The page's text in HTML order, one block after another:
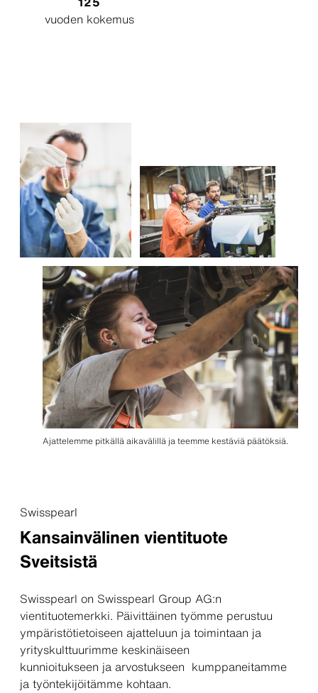
vuoden kokemus
Ajattelemme pitkällä aikavälillä ja teemme kestäviä päätöksiä.
Swisspearl
Kansainvälinen vientituote
Sveitsistä
Swisspearl on Swisspearl Group AG:n
vientituotemerkki. Päivittäinen työmme perustuu
ympäristötietoiseen ajatteluun ja toimintaan ja
yrityskulttuurimme keskinäiseen
kunnioitukseen ja arvostukseen kumppaneitamme
ja työntekijöitämme kohtaan.